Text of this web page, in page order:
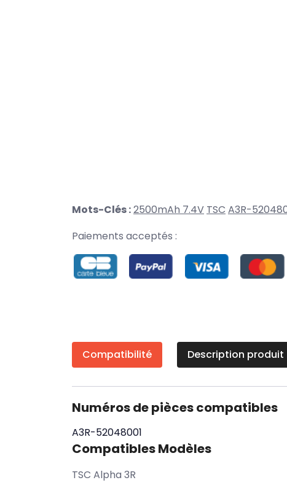
Mots-Clés :2500mAh 7.4V TSC A3R-
Paiements acceptés :
Compatibilité Description produit
Numéros de pièces compatibles
A3R-52048001
Compatibles Modèles
TSC Alpha 3R